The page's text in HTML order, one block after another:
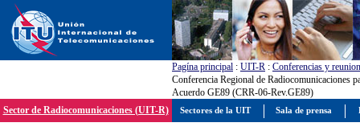
Pagína principal : UIT-R : Conferencias y
Conferencia Regional de Radiocomunicaciones
Acuerdo GE89 (CRR-06-Rev.GE89)
Sector de Radiocomunicaciones (UIT-R)
Sectores de la UIT Sala de prensa